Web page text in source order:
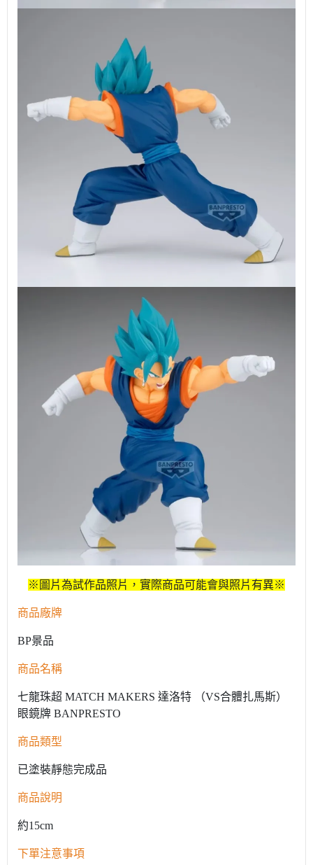
※圖片為試作品照片，實際商品可能會與照片有異※
商品廠牌
BP景品
商品名稱
七龍珠超 MATCH MAKERS 達洛特 （VS合體扎馬斯）
眼鏡牌 BANPRESTO
商品類型
已塗裝靜態完成品
商品說明
約15cm
下單注意事項